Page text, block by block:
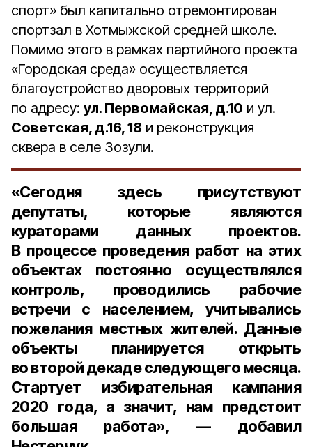
спорт» был капитально отремонтирован
спортзал в Хотмыжской средней школе.
Помимо этого в рамках партийного проекта
«Городская среда» осуществляется
благоустройство дворовых территорий
по адресу: ул. Первомайская, д.10 и ул.
Советская, д.16, 18 и реконструкция
сквера в селе Зозули.
«Сегодня здесь присутствуют
депутаты, которые являются
кураторами данных проектов.
В процессе проведения работ на этих
объектах постоянно осуществлялся
контроль, проводились рабочие
встречи с населением, учитывались
пожелания местных жителей. Данные
объекты планируется открыть
во второй декаде следующего месяца.
Стартует избирательная кампания
2020 года, а значит, нам предстоит
большая работа», — добавил